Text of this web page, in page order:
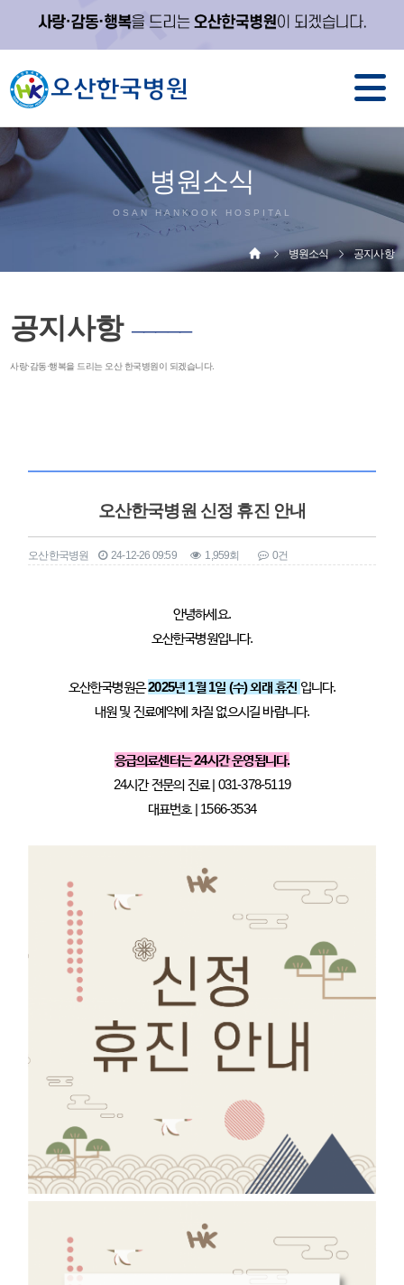
병원소식
OSAN HANKOOK HOSPITAL
병원소식 공지사항
공지사항 ─────
사랑·감동·행복을 드리는 오산 한국병원이 되겠습니다.
오산한국병원 신정 휴진 안내
오산한국병원 24-12-26 09:59 1,959회 0건
안녕하세요.
오산한국병원입니다.
오산한국병원은2025년 1월 1일 (수) 외래 휴진 입니다.
내원 및 진료예약에 차질 없으시길 바랍니다.
응급의료센터는 24시간 운영됩니다.
24시간 전문의 진료 | 031-378-5119
대표번호 | 1566-3534